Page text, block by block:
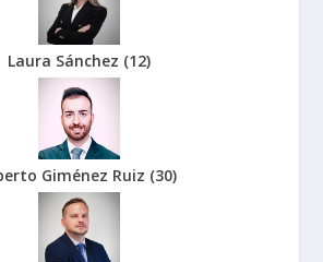
Laura Sánchez (12)
Giménez Ruiz (30)